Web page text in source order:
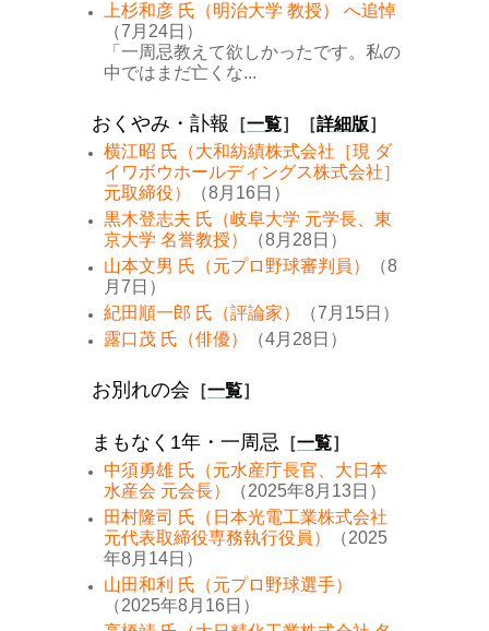
上杉和彦 氏（明治大学 教授） へ追悼
（7月24日）
「一周忌教えて欲しかったです。私の
中ではまだ亡くな...
おくやみ・訃報 ［一覧］［詳細版］
横江昭 氏（大和紡績株式会社［現 ダ
イワボウホールディングス株式会社］
元取締役）
（8月16日）
黒木登志夫 氏（岐阜大学 元学長、東
京大学 名誉教授）
（8月28日）
山本文男 氏（元プロ野球審判員）
（8
月7日）
紀田順一郎 氏（評論家）
（7月15日）
露口茂 氏（俳優）
（4月28日）
お別れの会 ［一覧］
まもなく1年・一周忌 ［一覧］
中須勇雄 氏（元水産庁長官、大日本
水産会 元会長）
（2025年8月13日）
田村隆司 氏（日本光電工業株式会社
元代表取締役専務執行役員）
（2025
年8月14日）
山田和利 氏（元プロ野球選手）
（2025年8月16日）